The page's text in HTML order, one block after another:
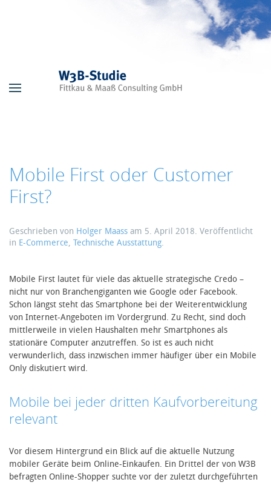
Mobile First oder Customer
First?
Geschrieben von Holger Maass am 5. April 2018. Veröffentlicht
in E-Commerce, Technische Ausstattung.
Mobile First lautet für viele das aktuelle strategische Credo –
nicht nur von Branchengiganten wie Google oder Facebook.
Schon längst steht das Smartphone bei der Weiterentwicklung
von Internet-Angeboten im Vordergrund. Zu Recht, sind doch
mittlerweile in vielen Haushalten mehr Smartphones als
stationäre Computer anzutreffen. So ist es auch nicht
verwunderlich, dass inzwischen immer häufiger über ein Mobile
Only diskutiert wird.
Mobile bei jeder dritten Kaufvorbereitung
relevant
Vor diesem Hintergrund ein Blick auf die aktuelle Nutzung
mobiler Geräte beim Online-Einkaufen. Ein Drittel der von W3B
befragten Online-Shopper suchte vor der zuletzt durchgeführten